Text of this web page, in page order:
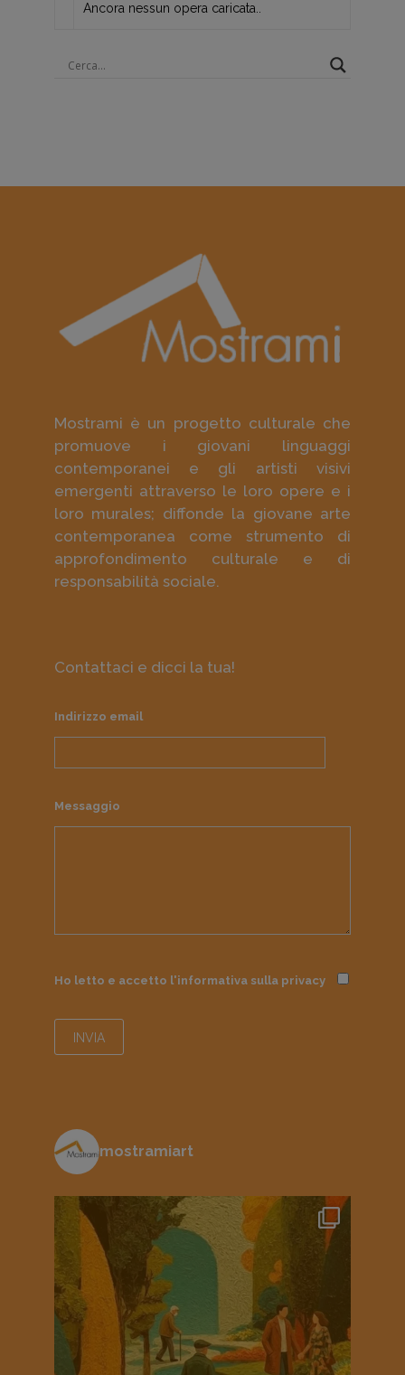
Ancora nessun opera caricata..
Mostrami è un progetto culturale che
promuove i giovani linguaggi
contemporanei e gli artisti visivi
emergenti attraverso le loro opere e i
loro murales; diffonde la giovane arte
contemporanea come strumento di
approfondimento culturale e di
responsabilità sociale.
Contattaci e dicci la tua!
Indirizzo email
Messaggio
Ho letto e accetto l'informativa sulla privacy
mostramiart